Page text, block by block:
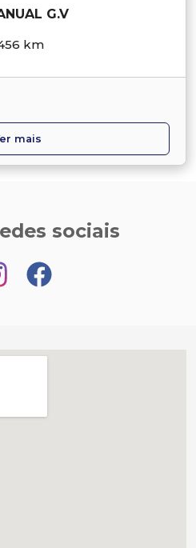
G.V
km
mais
sociais